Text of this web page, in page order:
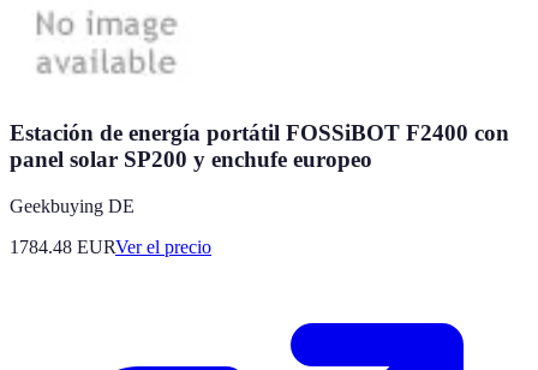
Estación de energía portátil FOSSiBOT F2400 con
panel solar SP200 y enchufe europeo
Geekbuying DE
1784.48 EURVer el precio